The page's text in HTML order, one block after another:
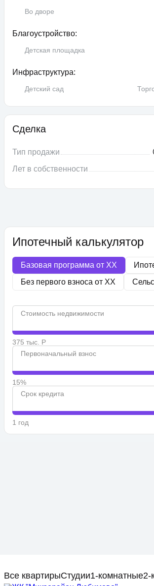
Во дворе
Благоустройство:
Детская площадка
Инфраструктура:
Детский сад
Сделка
Тип продажи
Лет в собственности
Ипотечный калькулятор
Базовая программа от XX
Без первого взноса от XX
Стоимость недвижимости
375 тыс. Р
Первоначальный взнос
15%
Срок кредита
1 год
Все квартирыСтудии1-комнатные2-